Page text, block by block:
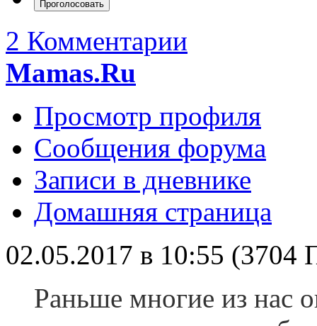
2 Комментарии
Mamas.Ru
Просмотр профиля
Сообщения форума
Записи в дневнике
Домашняя страница
02.05.2017 в 10:55 (3704
Раньше многие из нас